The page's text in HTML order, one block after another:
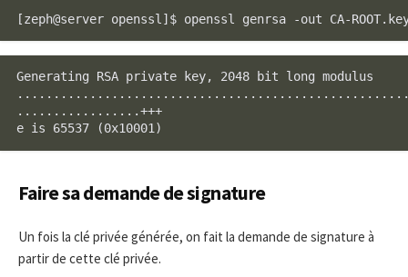
[zeph@server openssl]$ openssl genrsa -out CA-
Generating RSA private key, 2048 bit long modulus
.................+++
e is 65537 (0x10001)
Faire sa demande de signature
Un fois la clé privée générée, on fait la demande de signature à
partir de cette clé privée.